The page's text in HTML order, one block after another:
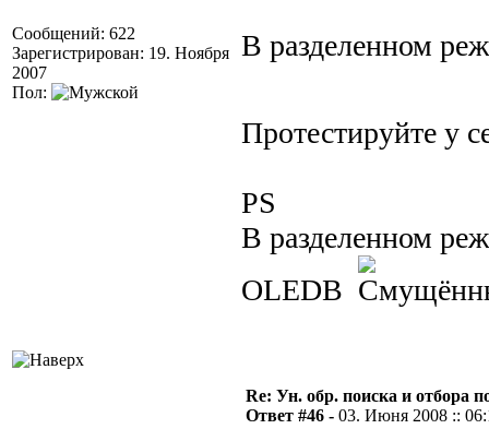
Сообщений: 622
Зарегистрирован: 19. Ноября
2007
Пол:
В разделенном
Протестируйте у
PS
В разделенном
OLEDB
Re: Ун. обр. поиска и отбора
Ответ #46 - 03. Июня 2008 ::